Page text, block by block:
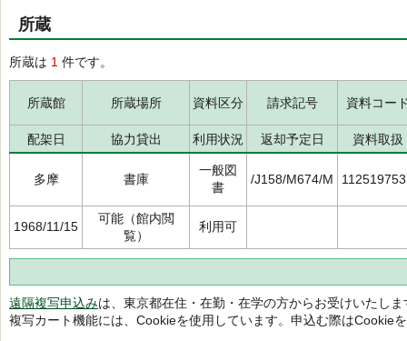
所蔵
所蔵は 1 件です。
所蔵館 所蔵場所 資料区分 請求記号 資料コー
配架日 協力貸出 利用状況 返却予定日 資料取扱
多摩 書庫
一般図
書
/J158/M674/M
1968/11/15
可能（館内閲
覧）
利用可
遠隔複写申込みは、東京都在住・在勤・在学の方からお受けいたしま
複写カート機能には、Cookieを使用しています。申込む際はCookie